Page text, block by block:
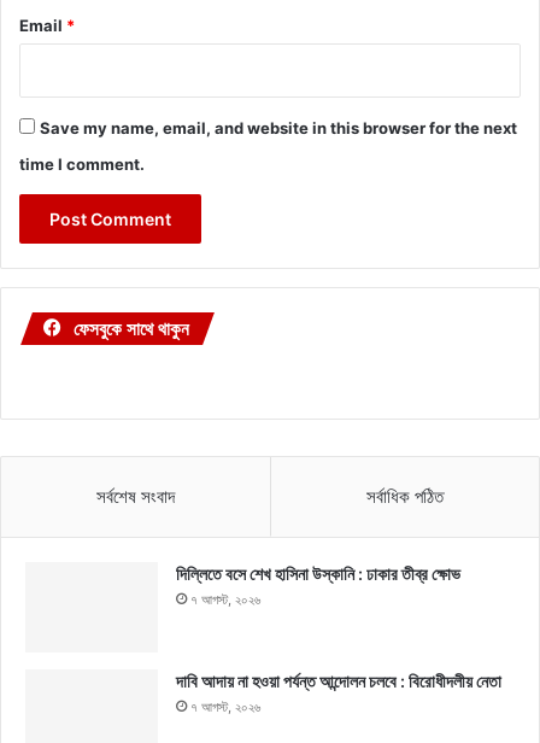
Email *
Save my name, email, and website in this browser for the next
time I comment.
ফেসবুকে সাথে থাকুন
সর্বশেষ সংবাদ সর্বাধিক পঠিত
দিল্লিতে বসে শেখ হাসিনা উস্কানি : ঢাকার তীব্র ক্ষোভ
৭ আগস্ট, ২০২৬
দাবি আদায় না হওয়া পর্যন্ত আন্দোলন চলবে : বিরোধীদলীয় নেতা
৭ আগস্ট, ২০২৬